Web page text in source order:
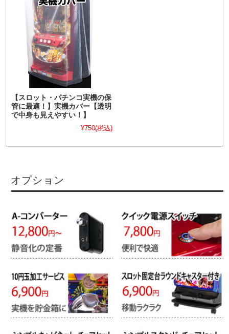
【スロット・パチンコ実機の保
管に最適！】実機カバー【透明
で中身も見えやすい！】
¥750(税込)
オプション